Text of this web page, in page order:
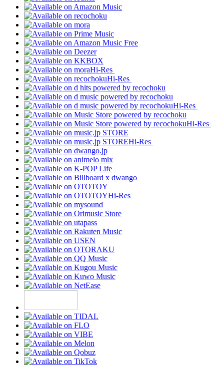
Hi-Res
Hi-Res
Hi-Res
Hi-Res
Hi-Res
Hi-Res